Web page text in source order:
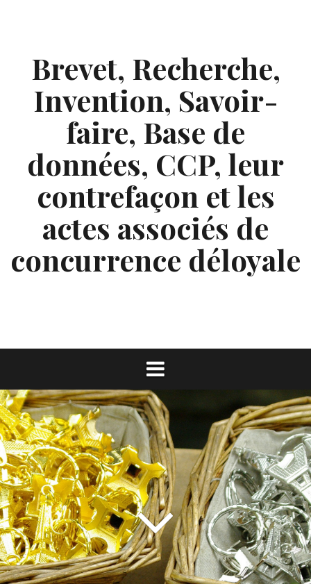
Brevet, Recherche,
Invention, Savoir-
faire, Base de
données, CCP, leur
contrefaçon et les
actes associés de
concurrence déloyale